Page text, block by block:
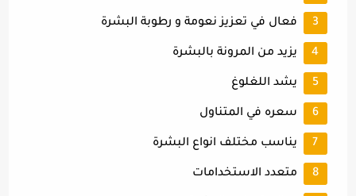
فعال في تعزيز نعومة و رطوبة البشرة
يزيد من المرونة بالبشرة
يشد اللغلوغ
سعره في المتناول
يناسب مختلف انواع البشرة
متعدد الاستخدامات